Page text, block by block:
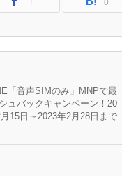
! 0
「音声SIMのみ」MNPで最
ュバックキャンペーン！20
15日～2023年2月28日まで